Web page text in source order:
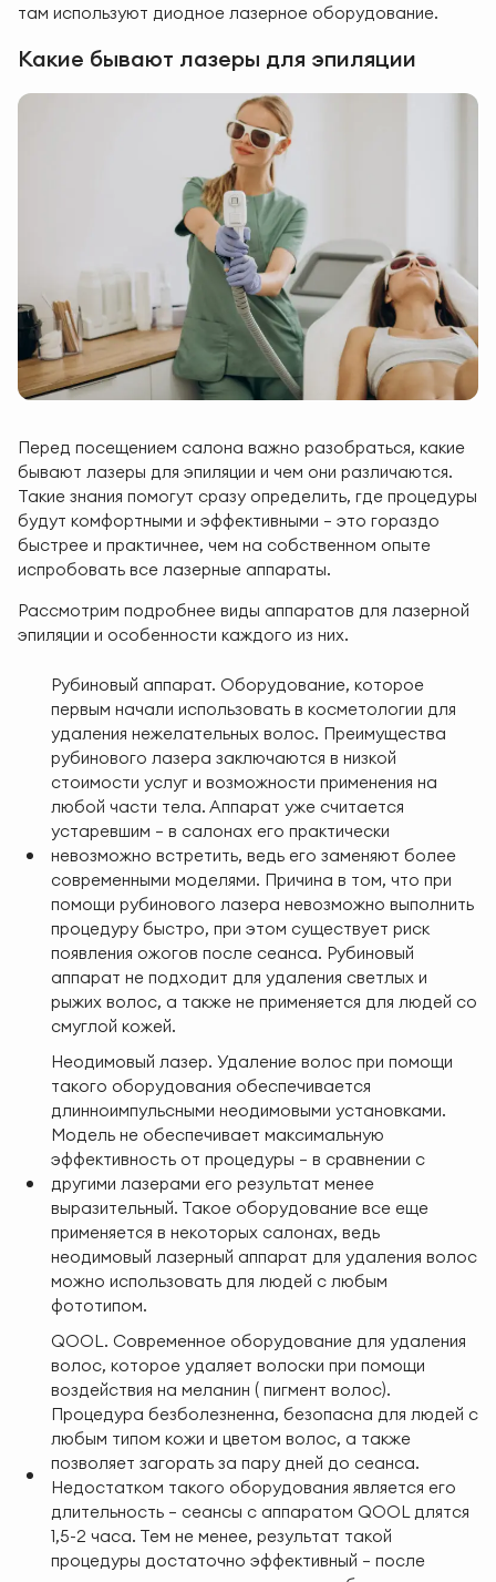
там используют диодное лазерное оборудование.
Какие бывают лазеры для эпиляции
Перед посещением салона важно разобраться, какие
бывают лазеры для эпиляции и чем они различаются.
Такие знания помогут сразу определить, где процедуры
будут комфортными и эффективными — это гораздо
быстрее и практичнее, чем на собственном опыте
испробовать все лазерные аппараты.
Рассмотрим подробнее виды аппаратов для лазерной
эпиляции и особенности каждого из них.
Рубиновый аппарат. Оборудование, которое
первым начали использовать в косметологии для
удаления нежелательных волос. Преимущества
рубинового лазера заключаются в низкой
стоимости услуг и возможности применения на
любой части тела. Аппарат уже считается
устаревшим — в салонах его практически
невозможно встретить, ведь его заменяют более
современными моделями. Причина в том, что при
помощи рубинового лазера невозможно выполнить
процедуру быстро, при этом существует риск
появления ожогов после сеанса. Рубиновый
аппарат не подходит для удаления светлых и
рыжих волос, а также не применяется для людей со
смуглой кожей.
Неодимовый лазер. Удаление волос при помощи
такого оборудования обеспечивается
длинноимпульсными неодимовыми установками.
Модель не обеспечивает максимальную
эффективность от процедуры — в сравнении с
другими лазерами его результат менее
выразительный. Такое оборудование все еще
применяется в некоторых салонах, ведь
неодимовый лазерный аппарат для удаления волос
можно использовать для людей с любым
фототипом.
QOOL. Современное оборудование для удаления
волос, которое удаляет волоски при помощи
воздействия на меланин ( пигмент волос).
Процедура безболезненна, безопасна для людей с
любым типом кожи и цветом волос, а также
позволяет загорать за пару дней до сеанса.
Недостатком такого оборудования является его
длительность — сеансы с аппаратом QOOL длятся
1,5-2 часа. Тем не менее, результат такой
процедуры достаточно эффективный — после